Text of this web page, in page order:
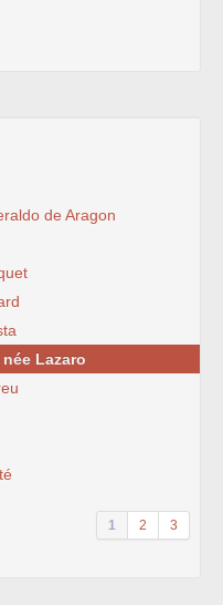
de Aragon
Lazaro
1 2 3